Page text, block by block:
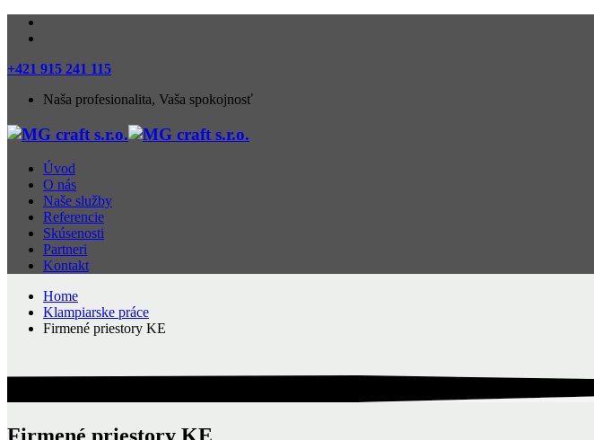
+421 915 241 115
Naša profesionalita, Vaša spokojnosť
Úvod
O nás
Naše služby
Referencie
Skúsenosti
Partneri
Kontakt
Home
Klampiarske práce
Firmené priestory KE